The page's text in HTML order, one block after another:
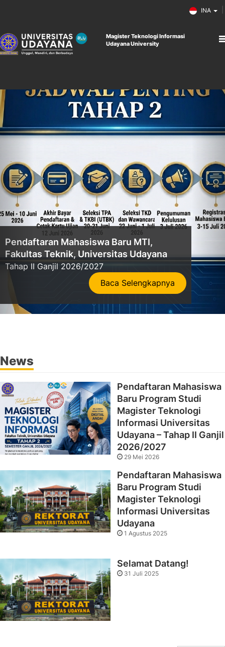
INA
Magister Teknologi Informasi
Udayana University
News
Pendaftaran Mahasiswa
Baru Program Studi
Magister Teknologi
Informasi Universitas
Udayana – Tahap II Ganjil
2026/2027
29 Mei 2026
Pendaftaran Mahasiswa
Baru Program Studi
Magister Teknologi
Informasi Universitas
Udayana
1 Agustus 2025
Selamat Datang!
31 Juli 2025